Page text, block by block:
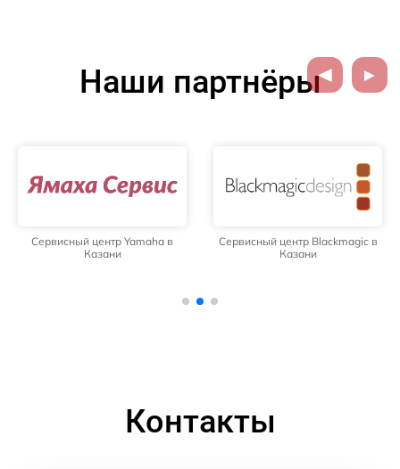
Наши партнёры
Сервисный центр Yamaha в
Казани
Сервисный центр Blackmagic в
Казани
Контакты